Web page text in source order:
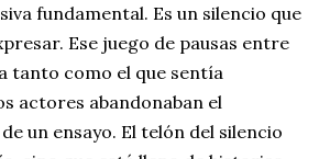
fundamental. Es un silencio que
Ese juego de pausas entre
tanto como el que sentía
actores abandonaban el
un ensayo. El telón del silencio